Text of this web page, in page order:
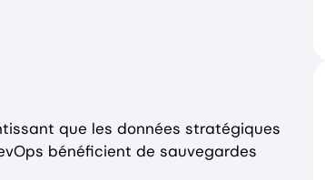
que les données stratégiques
bénéficient de sauvegardes